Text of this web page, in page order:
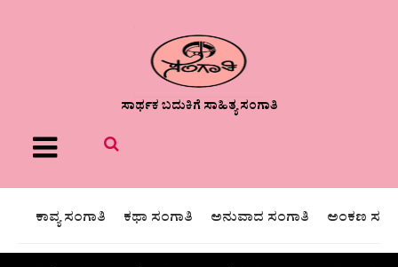
ಸಾರ್ಥಕ ಬದುಕಿಗೆ ಸಾಹಿತ್ಯ ಸಂಗಾತಿ
Menu
ಕಾವ್ಯ ಸಂಗಾತಿ ಕಥಾ ಸಂಗಾತಿ ಅನುವಾದ ಸಂಗಾತಿ ಅಂಕಣ